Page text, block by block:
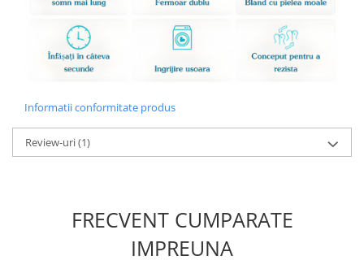
Informatii conformitate produs
Review-uri(1)
FRECVENT CUMPARATE
IMPREUNA